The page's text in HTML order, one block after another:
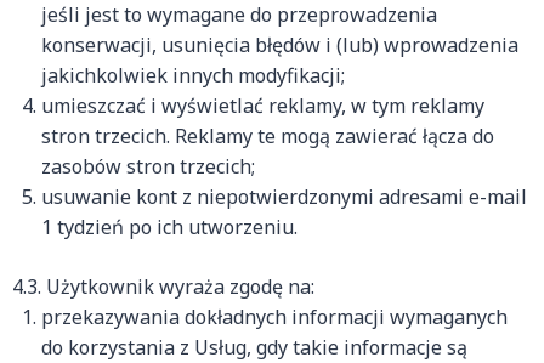
jeśli jest to wymagane do przeprowadzenia
konserwacji, usunięcia błędów i (lub) wprowadzenia
jakichkolwiek innych modyfikacji;
umieszczać i wyświetlać reklamy, w tym reklamy
stron trzecich. Reklamy te mogą zawierać łącza do
zasobów stron trzecich;
usuwanie kont z niepotwierdzonymi adresami e-mail
1 tydzień po ich utworzeniu.
4.3. Użytkownik wyraża zgodę na:
przekazywania dokładnych informacji wymaganych
do korzystania z Usług, gdy takie informacje są